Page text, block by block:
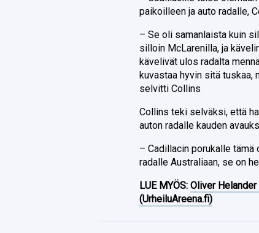
paikoilleen ja auto radalle,
– Se oli samanlaista kuin
silloin McLarenilla, ja
kävelivät ulos radalta
kuvastaa hyvin sitä tuskaa,
selvitti Collins
Collins teki selväksi, että
auton radalle kauden
– Cadillacin porukalle tämä
radalle Australiaan, se on
LUE MYÖS:Oliver Helander
(UrheiluAreena.fi)